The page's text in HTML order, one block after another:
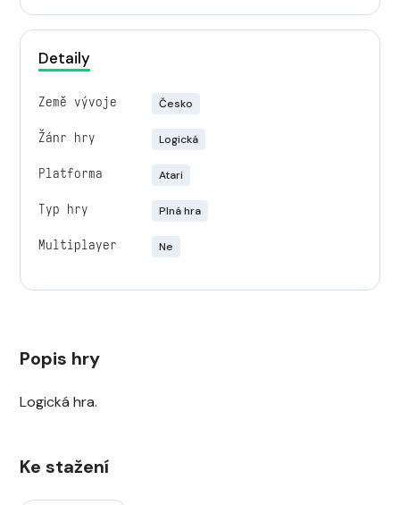
Detaily
Země vývoje Česko
Žánr hry Logická
Platforma Atari
Typ hry Plná hra
Multiplayer Ne
Popis hry
Logická hra.
Ke stažení